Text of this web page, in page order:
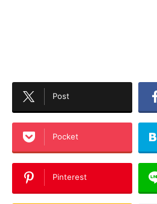
Post
Pocket
Pinterest